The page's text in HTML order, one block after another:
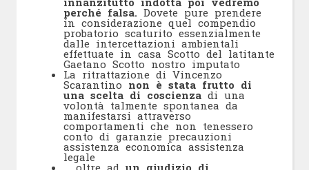
perché falsa. Dovete pure prendere
in considerazione quel compendio
probatorio scaturito essenzialmente
dalle intercettazioni ambientali
effettuate in casa Scotto del latitante
Gaetano Scotto nostro imputato
La ritrattazione di Vincenzo
Scarantino non è stata frutto di
una scelta di coscienzadi una
volontà talmente spontanea da
manifestarsi attraverso
comportamenti che non tenessero
conto di garanzie precauzioni
assistenza economica assistenza
legale
… oltre ad un giudizio di